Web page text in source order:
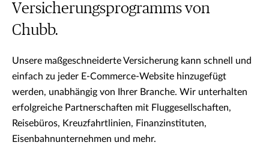
Versicherungsprogramms von
Chubb.
Unsere maßgeschneiderte Versicherung kann schnell und
einfach zu jeder E-Commerce-Website hinzugefügt
werden, unabhängig von Ihrer Branche. Wir unterhalten
erfolgreiche Partnerschaften mit Fluggesellschaften,
Reisebüros, Kreuzfahrtlinien, Finanzinstituten,
Eisenbahnunternehmen und mehr.